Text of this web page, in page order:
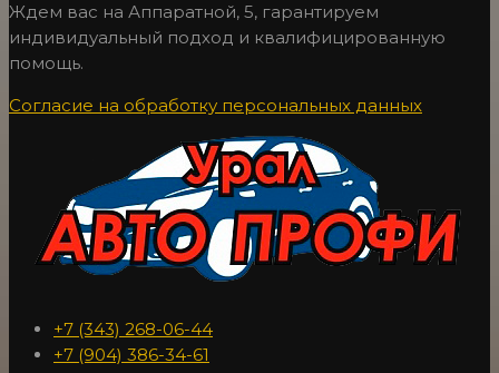
Ждем вас на Аппаратной, 5, гарантируем
индивидуальный подход и квалифицированную
помощь.
Согласие на обработку персональных данных
+7 (343) 268-06-44
+7 (904) 386-34-61